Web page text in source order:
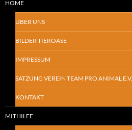
HOME
ÜBER UNS
BILDER TIEROASE
IMPRESSUM
SATZUNG VEREIN TEAM PRO ANIMAL E.V.
KONTAKT
MITHILFE